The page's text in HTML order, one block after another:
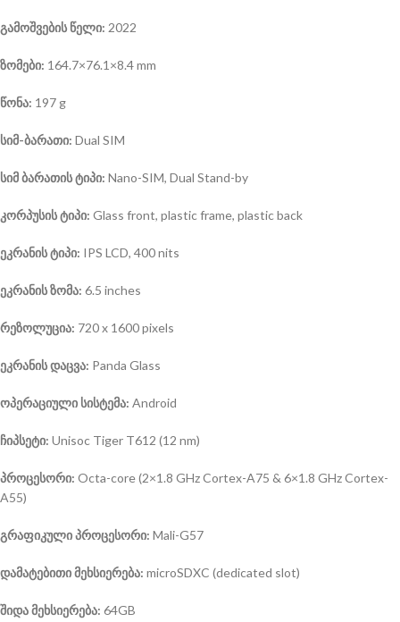
გამოშვების წელი: 2022
ზომები: 164.7×76.1×8.4 mm
წონა: 197 g
სიმ-ბარათი: Dual SIM
სიმ ბარათის ტიპი: Nano-SIM, Dual Stand-by
კორპუსის ტიპი: Glass front, plastic frame, plastic back
ეკრანის ტიპი: IPS LCD, 400 nits
ეკრანის ზომა: 6.5 inches
რეზოლუცია: 720 x 1600 pixels
ეკრანის დაცვა: Panda Glass
ოპერაციული სისტემა: Android
ჩიპსეტი: Unisoc Tiger T612 (12 nm)
პროცესორი: Octa-core (2×1.8 GHz Cortex-A75 & 6×1.8 GHz Cortex-
A55)
გრაფიკული პროცესორი: Mali-G57
დამატებითი მეხსიერება: microSDXC (dedicated slot)
შიდა მეხსიერება: 64GB